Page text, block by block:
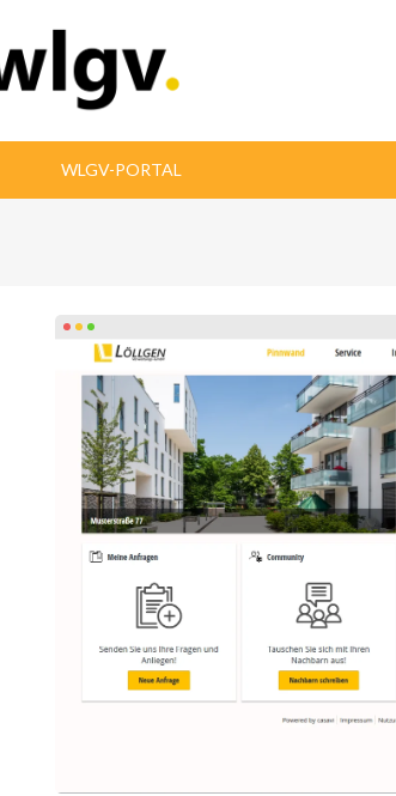
WLGV-PORTAL